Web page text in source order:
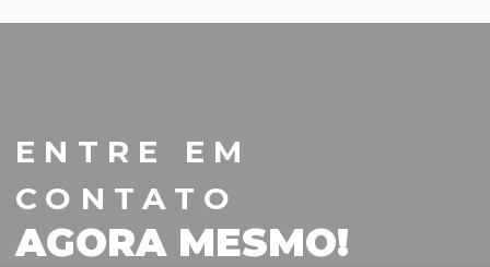
Podador de galhos
ENTRE EM
CONTATO
AGORA MESMO!